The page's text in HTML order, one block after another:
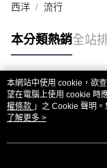
西洋 流行
本分類熱銷全站
熱門標籤
本網站中使用 cookie，欲
望在電腦上使用 cookie 時
權條款 」之 Cookie 聲明
用條款之 Cookie 聲明使用
了解更多 >